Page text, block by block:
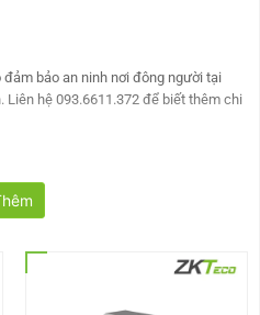
bảo an ninh nơi đông người tại
Liên hệ 093.6611.372 để biết thêm chi